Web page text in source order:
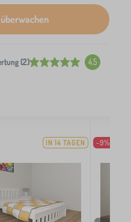
(2) 4.5
IN 14 TAGEN -9%